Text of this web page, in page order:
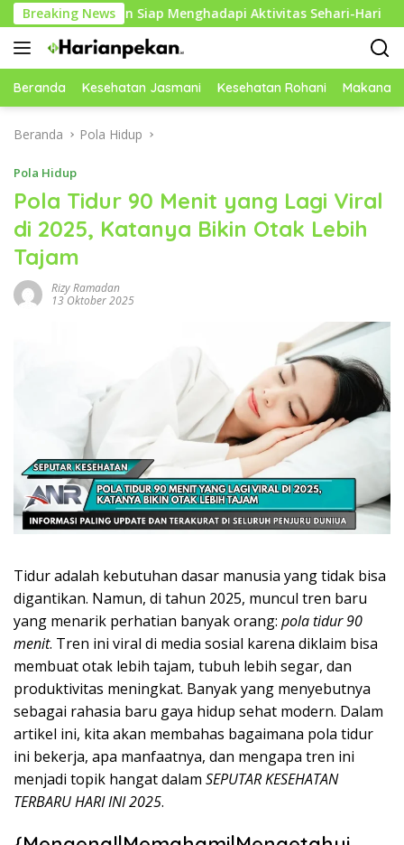
Langsung
ke
konten
Breaking News
Siap Menghadapi Aktivitas Sehari-Hari Kebiasaan
Beranda Kesehatan Jasmani Kesehatan Rohani Makanan
Beranda Pola Hidup
Pola Hidup
Pola Tidur 90 Menit yang Lagi Viral
di 2025, Katanya Bikin Otak Lebih
Tajam
Rizy Ramadan
13 Oktober 2025
Tidur adalah kebutuhan dasar manusia yang tidak bisa
digantikan. Namun, di tahun 2025, muncul tren baru
yang menarik perhatian banyak orang: pola tidur 90
menit. Tren ini viral di media sosial karena diklaim bisa
membuat otak lebih tajam, tubuh lebih segar, dan
produktivitas meningkat. Banyak yang menyebutnya
sebagai rahasia baru gaya hidup sehat modern. Dalam
artikel ini, kita akan membahas bagaimana pola tidur
ini bekerja, apa manfaatnya, dan mengapa tren ini
menjadi topik hangat dalam SEPUTAR KESEHATAN
TERBARU HARI INI 2025.